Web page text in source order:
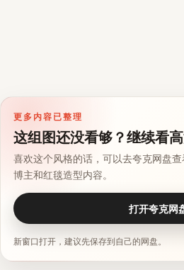
更多内容已整理
这组图还没看够？继续看
喜欢这个风格的话，可以去夸克网盘
博主和红毯造型内容。
打开夸克网
新窗口打开，建议先保存到自己的网盘。